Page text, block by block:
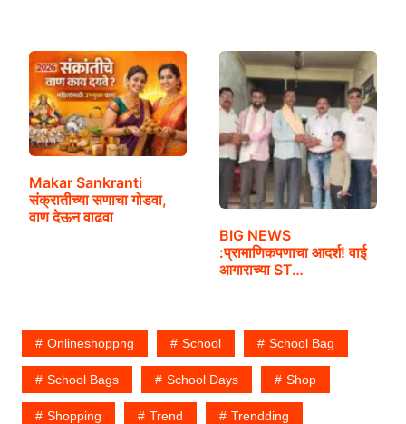
Makar Sankranti
संक्रातीच्या सणाचा गोडवा,
वाण देऊन वाढवा
BIG NEWS
:प्रामाणिकपणाचा आदर्श! वाई
आगाराच्या ST…
Onlineshoppng School School Bag
School Bags School Days Shop
Shopping Trend Trendding